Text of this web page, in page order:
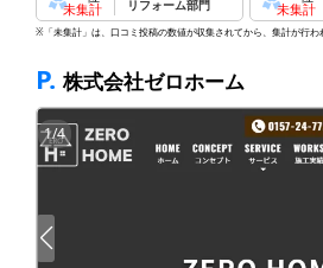
未集計
リフォーム部門
未集計
※「未集計」は、口コミ投稿の数値が収集されてから、集計が行わ
P. 株式会社ゼロホーム
1/4